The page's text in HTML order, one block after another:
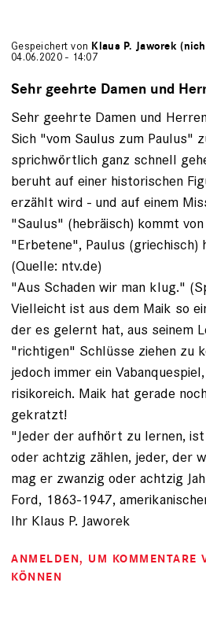
Gespeichert von Klaus P. Jaworek
04.06.2020 - 14:07
Sehr geehrte Damen und
Sehr geehrte Damen und
Sich "vom Saulus zum Paulus"
sprichwörtlich ganz schnell
beruht auf einer historischen
erzählt wird - und auf einem
"Saulus" (hebräisch) kommt
"Erbetene", Paulus (griechisch)
(Quelle: ntv.de)
"Aus Schaden wir man klug."
Vielleicht ist aus dem Maik so
der es gelernt hat, aus seinem
"richtigen" Schlüsse ziehen zu
jedoch immer ein
risikoreich. Maik hat gerade
gekratzt!
"Jeder der aufhört zu lernen,
oder achtzig zählen, jeder, der
mag er zwanzig oder achtzig
Ford, 1863-1947,
Ihr Klaus P. Jaworek
ANMELDEN, UM KOMMENTARE
KÖNNEN